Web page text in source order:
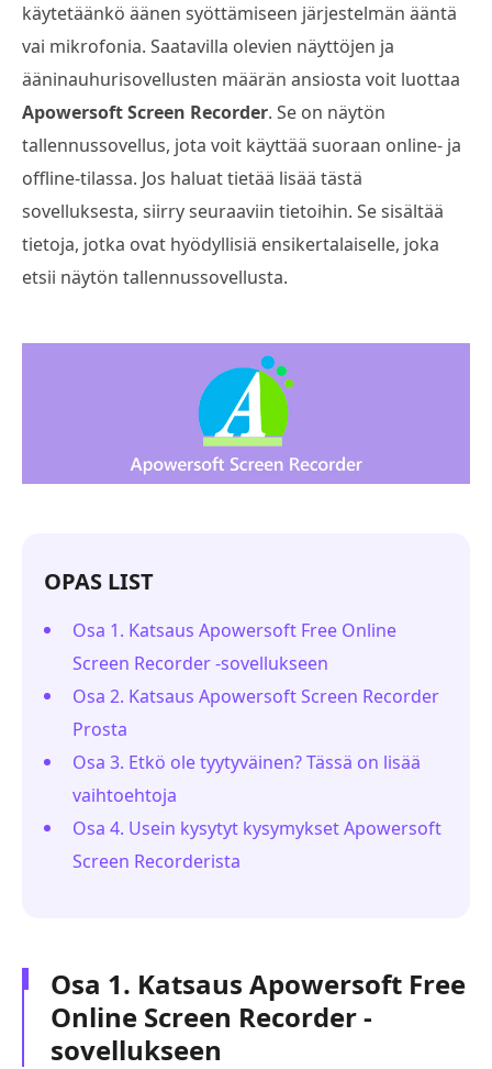
käytetäänkö äänen syöttämiseen järjestelmän ääntä
vai mikrofonia. Saatavilla olevien näyttöjen ja
ääninauhurisovellusten määrän ansiosta voit luottaa
Apowersoft Screen Recorder. Se on näytön
tallennussovellus, jota voit käyttää suoraan online- ja
offline-tilassa. Jos haluat tietää lisää tästä
sovelluksesta, siirry seuraaviin tietoihin. Se sisältää
tietoja, jotka ovat hyödyllisiä ensikertalaiselle, joka
etsii näytön tallennussovellusta.
OPAS LIST
Osa 1. Katsaus Apowersoft Free Online
Screen Recorder -sovellukseen
Osa 2. Katsaus Apowersoft Screen Recorder
Prosta
Osa 3. Etkö ole tyytyväinen? Tässä on lisää
vaihtoehtoja
Osa 4. Usein kysytyt kysymykset Apowersoft
Screen Recorderista
Osa 1. Katsaus Apowersoft Free
Online Screen Recorder -
sovellukseen